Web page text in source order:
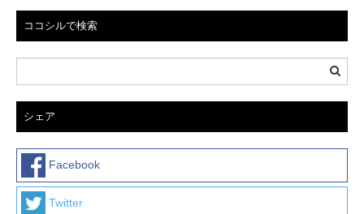
ココシルで検索
シェア
Facebook
Twitter